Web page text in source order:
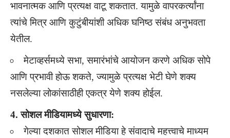
भावनात्मक आणि प्रत्यक्ष वाटू शकतात. यामुळे वापरकर्त्यांना
त्यांचे मित्र आणि कुटुंबीयांशी अधिक घनिष्ठ संबंध अनुभवता
येतील.
मेटाव्हर्समध्ये सभा, समारंभांचे आयोजन करणे अधिक सोपे
आणि प्रभावी होऊ शकते, ज्यामुळे प्रत्यक्ष भेटी घेणे शक्य
नसलेल्या लोकांसाठीही एकत्र येणे शक्य होईल.
4. सोशल मीडियामध्ये सुधारणा:
गेल्या दशकात सोशल मीडिया हे संवादाचे महत्त्वाचे माध्यम